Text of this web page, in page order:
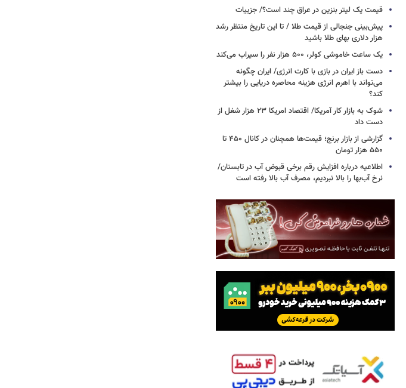
قیمت یک لیتر بنزین در عراق چند است؟/ جزییات
پیش‌بینی جنجالی از قیمت طلا / تا این تاریخ منتظر رشد
هزار دلاری بهای طلا باشید
یک ساعت خاموشی کولر، ۵۰۰ هزار نفر را سیراب می‌کند
دست باز ایران در بازی با کارت انرژی/ ایران چگونه
می‌تواند با اهرم انرژی‌ هزینه محاصره دریایی را بیشتر
کند؟
شوک به بازار کار آمریکا/ اقتصاد امریکا ۲۳ هزار شغل از
دست داد
گزارشی از بازار برنج؛ قیمت‌ها همچنان در کانال ۴۵۰ تا
۵۵۰ هزار تومان
اطلاعیه درباره افزایش رقم برخی قبوض آب در تابستان/
نرخ آب‌بها را بالا نبردیم، مصرف آب بالا رفته است